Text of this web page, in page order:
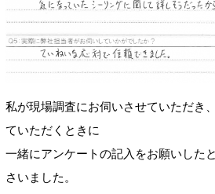
私が現場調査にお伺いさせていただき
ていただくときに
一緒にアンケートの記入をお願いした
さいました。